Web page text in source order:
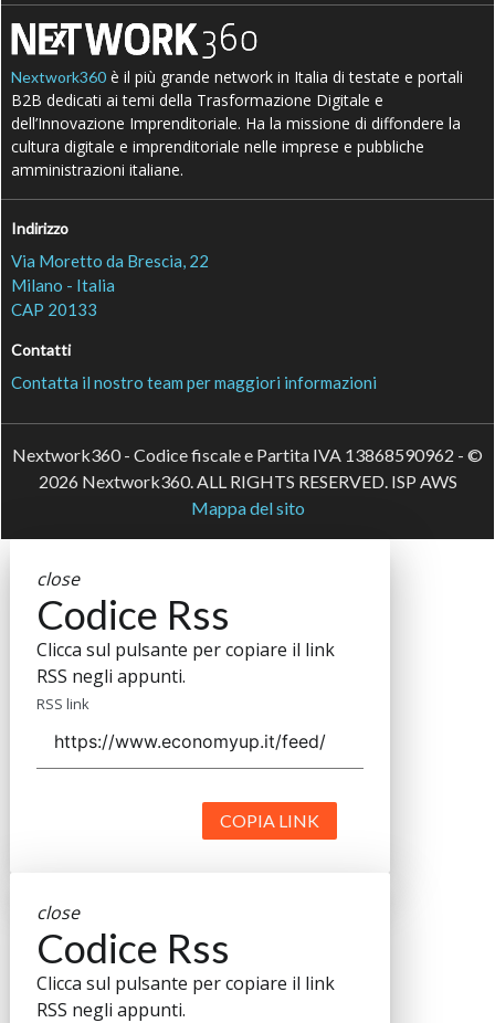
Nextwork360 è il più grande network in Italia di testate e portali
B2B dedicati ai temi della Trasformazione Digitale e
dell’Innovazione Imprenditoriale. Ha la missione di diffondere la
cultura digitale e imprenditoriale nelle imprese e pubbliche
amministrazioni italiane.
Indirizzo
Via Moretto da Brescia, 22
Milano - Italia
CAP 20133
Contatti
Contatta il nostro team per maggiori informazioni
Nextwork360 - Codice fiscale e Partita IVA 13868590962 - ©
2026 Nextwork360. ALL RIGHTS RESERVED. ISP AWS
Mappa del sito
close
Codice Rss
Clicca sul pulsante per copiare il link
RSS negli appunti.
RSS link
COPIA LINK
close
Codice Rss
Clicca sul pulsante per copiare il link
RSS negli appunti.